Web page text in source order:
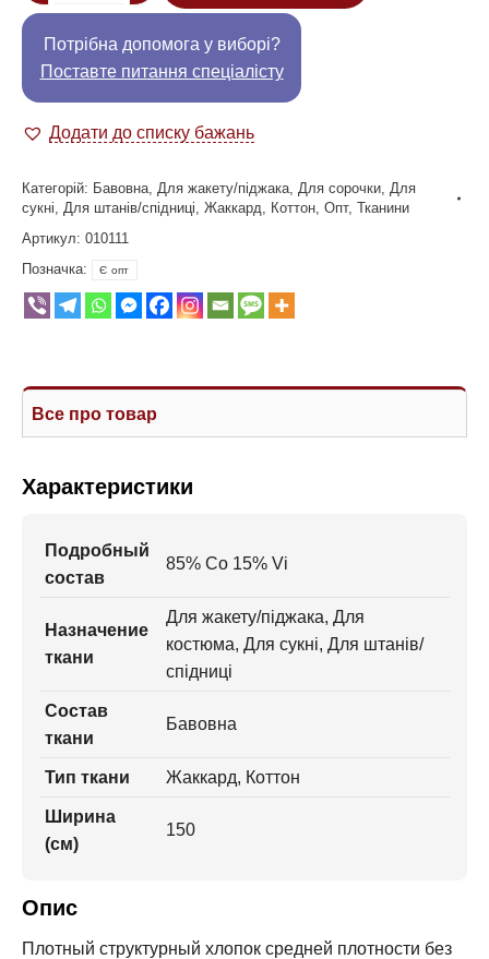
Потрібна допомога у виборі?
Поставте питання спеціалісту
Додати до списку бажань
Категорій: Бавовна Для жакету/піджака Для сорочки Для
сукні
Для штанів/спідниці Жаккард Коттон Опт, Тканини
Артикул: 010111
Позначка:
Є опт
Все про товар
Характеристики
Подробный
состав
85% Co 15% Vi
Назначение
ткани
Для жакету/піджака, Для
костюма, Для сукні, Для штанів/
спідниці
Состав
ткани
Бавовна
Тип ткани Жаккард, Коттон
Ширина
(см)
150
Опис
Плотный структурный хлопок средней плотности без